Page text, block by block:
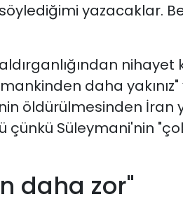
yazacaklar.
daha
öldürülmesinden İran
Süleymani'nin
daha zor"